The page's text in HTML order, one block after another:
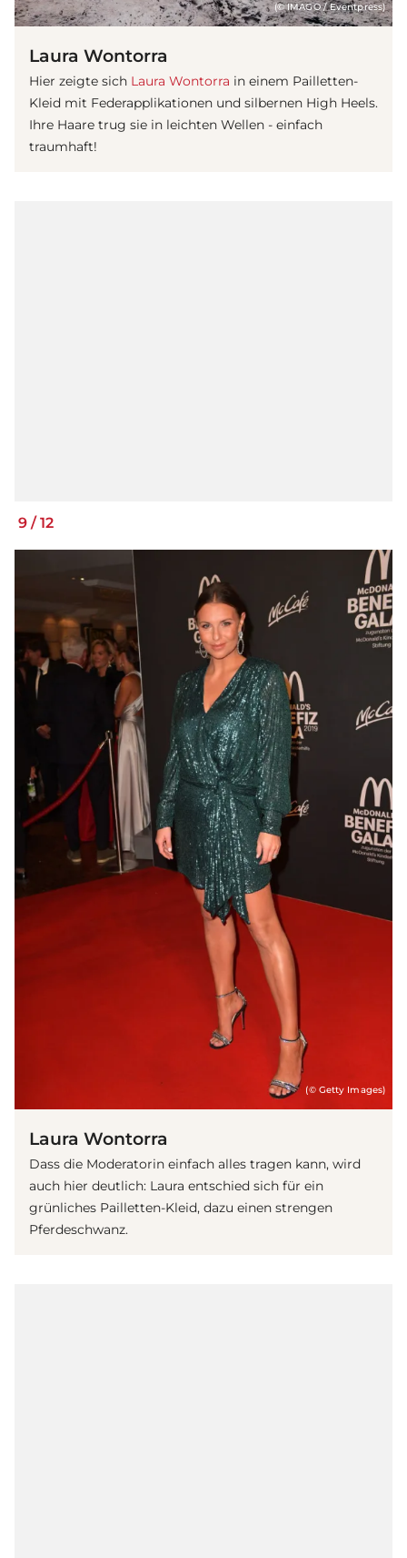
(© IMAGO / Eventpress)
Laura Wontorra
Hier zeigte sich Laura Wontorra in einem Pailletten-
Kleid mit Federapplikationen und silbernen High Heels.
Ihre Haare trug sie in leichten Wellen - einfach
traumhaft!
9 /12
(© Getty Images)
Laura Wontorra
Dass die Moderatorin einfach alles tragen kann, wird
auch hier deutlich: Laura entschied sich für ein
grünliches Pailletten-Kleid, dazu einen strengen
Pferdeschwanz.